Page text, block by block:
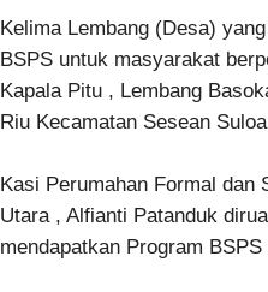
Kelima Lembang (Desa)
BSPS untuk masyarakat
Kapala Pitu , Lembang
Riu Kecamatan Sesean
Kasi Perumahan Formal dan
Utara , Alfianti Patanduk
mendapatkan Program